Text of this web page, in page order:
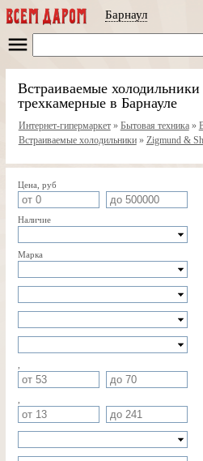
Барнаул
Встраиваемые
трехкамерные в Барнауле
Интернет-гипермаркет» Бытовая техника»
Встраиваемые холодильники» Zigmund &
Цена, руб
Наличие
Марка